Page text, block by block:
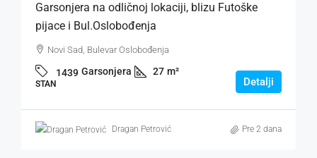
Garsonjera na odličnoj lokaciji, blizu Futoške
pijace i Bul.Oslobođenja
Novi Sad, Bulevar Oslobođenja
1439 Garsonjera 27 m²
STAN Detalji
Dragan Petrović Pre 2 dana